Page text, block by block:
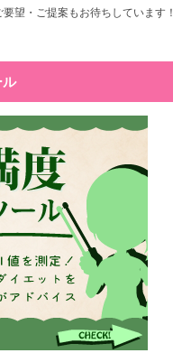
望・ご提案もお待ちしています！
ル